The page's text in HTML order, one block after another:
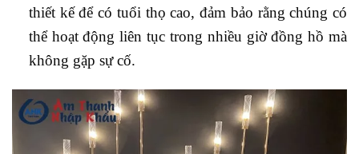
thiết kế để có tuổi thọ cao, đảm bảo rằng chúng có
thể hoạt động liên tục trong nhiều giờ đồng hồ mà
không gặp sự cố.